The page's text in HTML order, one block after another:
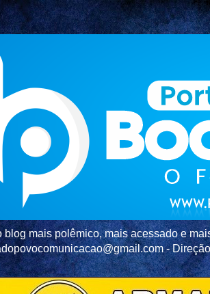
blog mais polêmico, mais acessado e
-